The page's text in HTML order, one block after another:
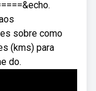
sobre como
(kms) para
do.